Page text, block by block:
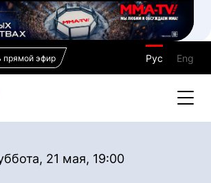
прямой эфир Рус Eng
21 мая, 19:00